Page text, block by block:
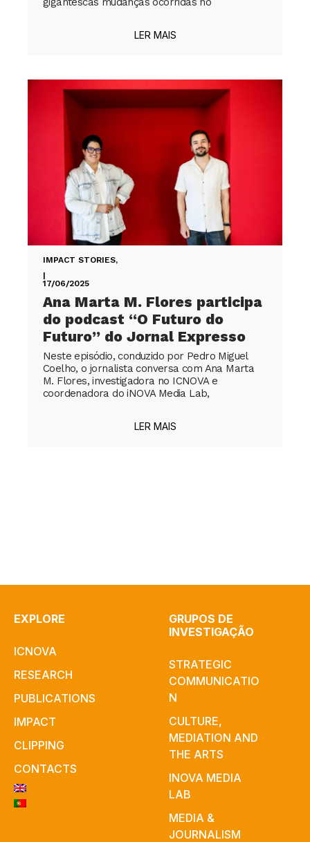
LER MAIS
IMPACT STORIES,
|
17/06/2025
Ana Marta M. Flores participa
do podcast “O Futuro do
Futuro” do Jornal Expresso
Neste episódio, conduzido por Pedro Miguel
Coelho, o jornalista conversa com Ana Marta
M. Flores, investigadora no ICNOVA e
coordenadora do iNOVA Media Lab,
LER MAIS
EXPLORE
ICNOVA
RESEARCH
PUBLICATIONS
IMPACT
CLIPPING
CONTACTS
GRUPOS DE
INVESTIGAÇÃO
STRATEGIC
COMMUNICATIO
N
CULTURE,
MEDIATION AND
THE ARTS
INOVA MEDIA
LAB
MEDIA &
JOURNALISM